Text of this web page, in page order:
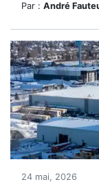
Par : André
24 mai, 2026